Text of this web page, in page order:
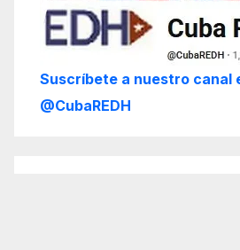
Suscríbete a nuestro canal
@CubaREDH